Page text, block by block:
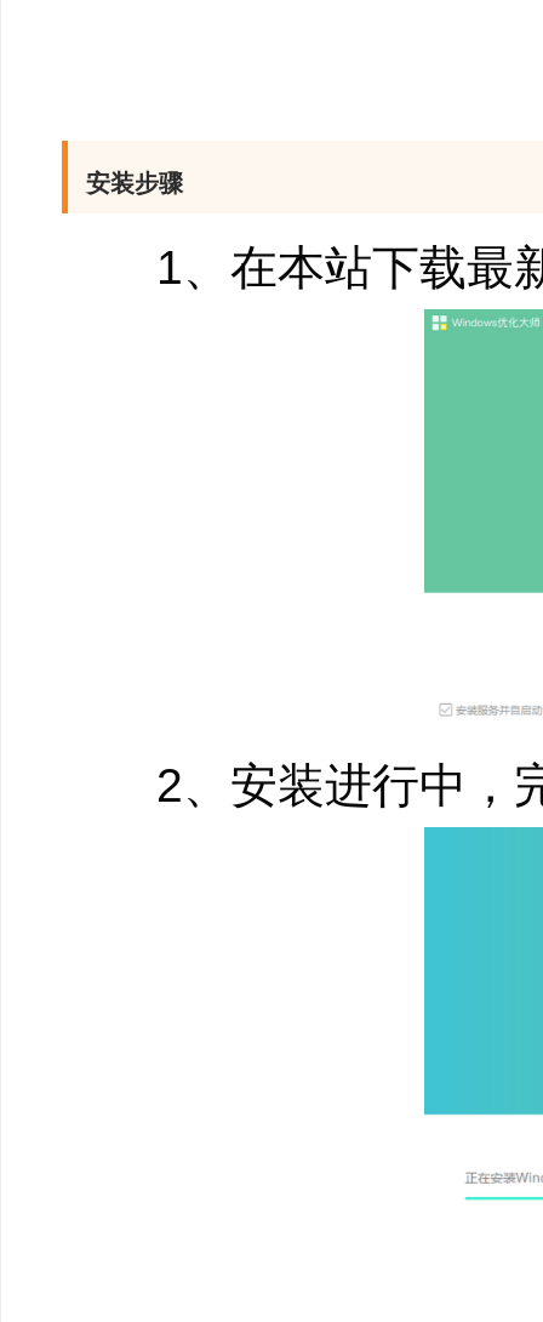
件搬家、大文件搬家
的系统清理解决方案
氓软件，并禁止流氓
安装步骤
1、在本站下载最
2、安装进行中，